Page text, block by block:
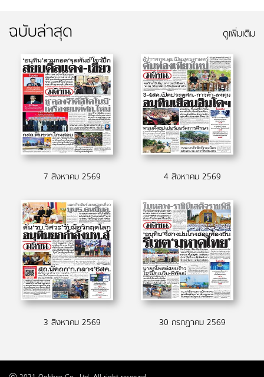
ฉบับล่าสุด ดูเพิ่มเติม
7 สิงหาคม 2569 4 สิงหาคม 2569
3 สิงหาคม 2569 30 กรกฎาคม 2569